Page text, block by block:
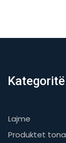
Kategoritë
Lajme
Produktet tona